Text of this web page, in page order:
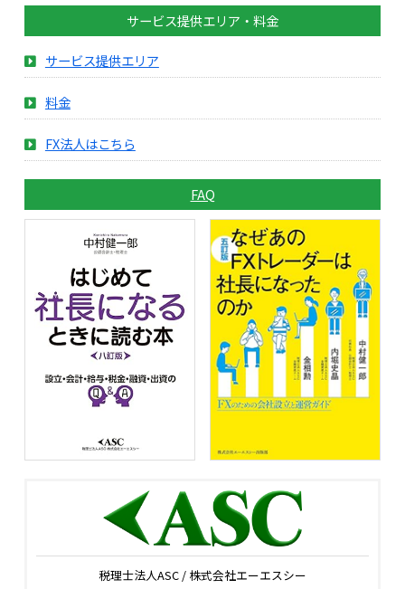
サービス提供エリア・料金
サービス提供エリア
料金
FX法人はこちら
FAQ
税理士法人ASC / 株式会社エーエスシー